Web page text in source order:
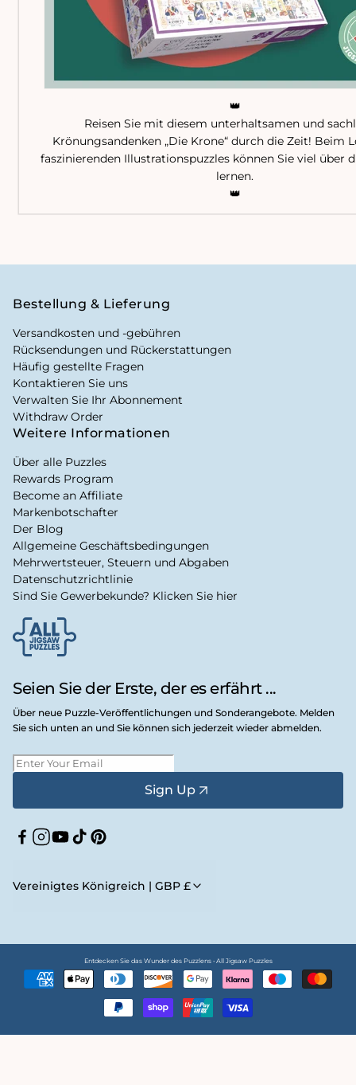
👑
Reisen Sie mit diesem unterhaltsamen und
Krönungsandenken „Die Krone“ durch die Zeit! Beim
faszinierenden Illustrationspuzzles können Sie viel über
lernen.
👑
Seien Sie der Erste, der es erfährt ...
Über neue Puzzle-Veröffentlichungen und Sonderangebote. Melden
Sie sich unten an und Sie können sich jederzeit wieder abmelden.
Sign Up
Facebook
Instagram
YouTube
TikTokPinterest
Vereinigtes Königreich | GBP £
Bestellung & Lieferung
Versandkosten und -gebühren
Rücksendungen und Rückerstattungen
Häufig gestellte Fragen
Kontaktieren Sie uns
Verwalten Sie Ihr Abonnement
Withdraw Order
Weitere Informationen
Über alle Puzzles
Rewards Program
Become an Affiliate
Markenbotschafter
Der Blog
Allgemeine Geschäftsbedingungen
Mehrwertsteuer, Steuern und Abgaben
Datenschutzrichtlinie
Sind Sie Gewerbekunde? Klicken Sie hier
Entdecken Sie das Wunder des Puzzlens • All Jigsaw Puzzles